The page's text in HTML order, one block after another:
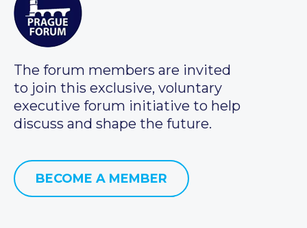
The forum members are invited
to join this exclusive, voluntary
executive forum initiative to help
discuss and shape the future.
BECOME A MEMBER